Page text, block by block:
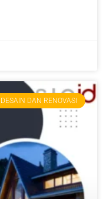
DESAIN DAN RENOVASI